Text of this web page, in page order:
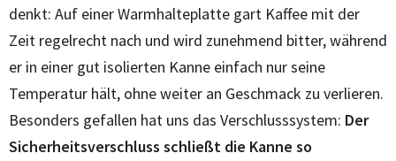
denkt: Auf einer Warmhalteplatte gart Kaffee mit der
Zeit regelrecht nach und wird zunehmend bitter, während
er in einer gut isolierten Kanne einfach nur seine
Temperatur hält, ohne weiter an Geschmack zu verlieren.
Besonders gefallen hat uns das Verschlusssystem: Der
Sicherheitsverschluss schließt die Kanne so